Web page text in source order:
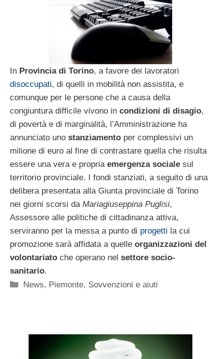
In Provincia di Torino, a favore dei lavoratori
disoccupati, di quelli in mobilità non assistita, e
comunque per le persone che a causa della
congiuntura difficile vivono in condizioni di disagio,
di povertà e di marginalità, l’Amministrazione ha
annunciato uno stanziamento per complessivi un
milione di euro al fine di contrastare quella che risulta
essere una vera e propria emergenza sociale sul
territorio provinciale. I fondi stanziati, a seguito di una
delibera presentata alla Giunta provinciale di Torino
nei giorni scorsi da Mariagiuseppina Puglisi,
Assessore alle politiche di cittadinanza attiva,
serviranno per la messa a punto di progetti la cui
promozione sarà affidata a quelle organizzazioni del
volontariato che operano nel settore socio-
sanitario.
Categorie
News, Piemonte, Sovvenzioni e aiuti